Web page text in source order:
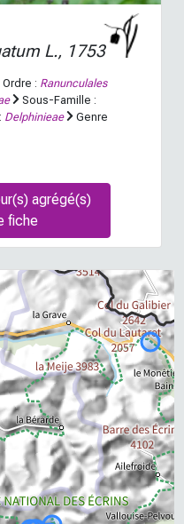
L., 1753
Ordre : Ranunculales
Sous-Famille :
Delphinieae
Genre
agrégé(s)
sur cette fiche